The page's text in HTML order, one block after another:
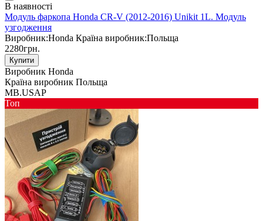
В наявності
Модуль фаркопа Honda CR-V (2012-2016) Unikit 1L. Модуль
узгодження
Виробник:Honda Країна виробник:Польща
2280грн.
Купити
Виробник Honda
Країна виробник Польща
MB.USAP
Toп